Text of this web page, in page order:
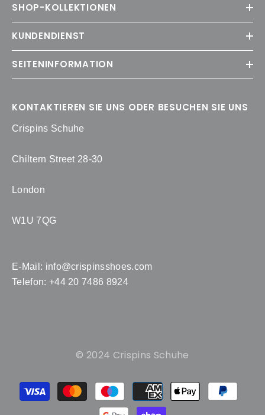
SHOP-KOLLEKTIONEN
KUNDENDIENST
SEITENINFORMATION
KONTAKTIEREN SIE UNS ODER BESUCHEN SIE UNS
Crispins Schuhe
Chiltern Street 28-30
London
W1U 7QG
E-Mail: info@crispinsshoes.com
Telefon: +44 20 7486 8924
© 2024 Crispins Schuhe
Payment
methods